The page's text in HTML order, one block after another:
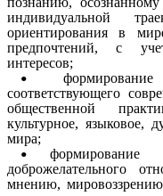
индивидуальной
ориентирования в
предпочтений, с
интересов;
соответствующего
общественной
культурное, языковое,
мира;
формирование
доброжелательного
мнению,